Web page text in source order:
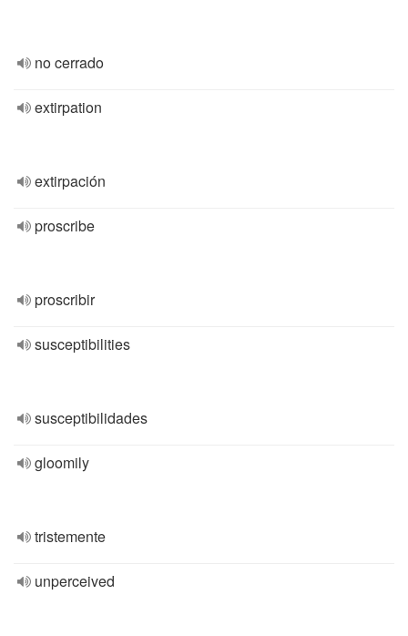
no cerrado
extirpation
extirpación
proscribe
proscribir
susceptibilities
susceptibilidades
gloomily
tristemente
unperceived